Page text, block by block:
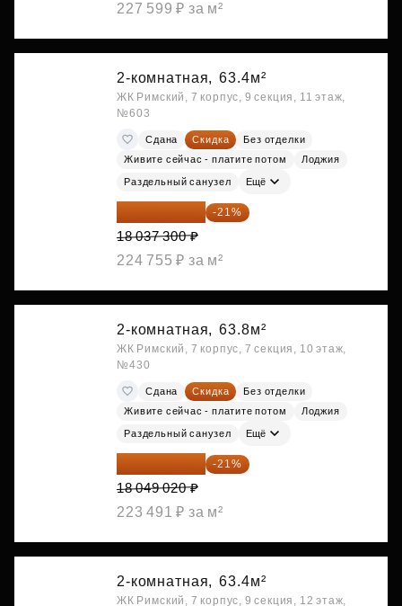
227 599 ₽ за м²
2-комнатная, 63.4м²
ЖК Римский, 7 корпус, 9 секция, 11 этаж,
№603
Сдана Скидка
Без отделки
Живите сейчас - платите потом
Лоджия
Раздельный санузел Ещё
14 249 467 ₽ -21%
18 037 300 ₽
224 755 ₽ за м²
2-комнатная, 63.8м²
ЖК Римский, 7 корпус, 7 секция, 10 этаж,
№430
Сдана Скидка
Без отделки
Живите сейчас - платите потом
Лоджия
Раздельный санузел Ещё
14 258 726 ₽ -21%
18 049 020 ₽
223 491 ₽ за м²
2-комнатная, 63.4м²
ЖК Римский, 7 корпус, 9 секция, 12 этаж,